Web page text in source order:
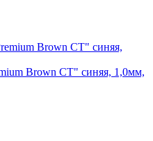
Brown CT" синяя, 1,0мм,